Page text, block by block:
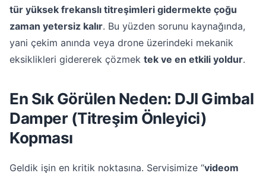
tür yüksek frekanslı titreşimleri gidermekte çoğu
zaman yetersiz kalır. Bu yüzden sorunu kaynağında,
yani çekim anında veya drone üzerindeki mekanik
eksiklikleri gidererek çözmek tek ve en etkili yoldur.
En Sık Görülen Neden: DJI Gimbal
Damper (Titreşim Önleyici)
Kopması
Geldik işin en kritik noktasına. Servisimize “videom